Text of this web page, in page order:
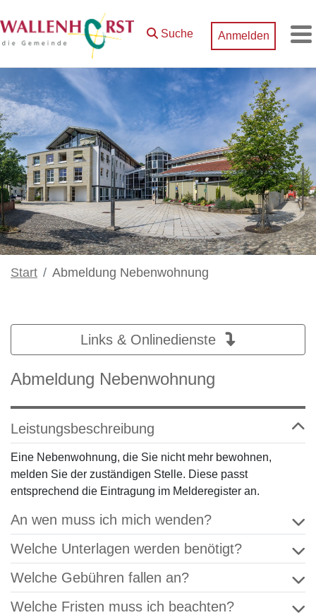
Zum Hauptinhalt springen
Suche Anmelden
Start Abmeldung Nebenwohnung
Links & Onlinedienste
Abmeldung Nebenwohnung
Leistungsbeschreibung
Eine Nebenwohnung, die Sie nicht mehr bewohnen,
melden Sie der zuständigen Stelle. Diese passt
entsprechend die Eintragung im Melderegister an.
An wen muss ich mich wenden?
Welche Unterlagen werden benötigt?
Welche Gebühren fallen an?
Welche Fristen muss ich beachten?